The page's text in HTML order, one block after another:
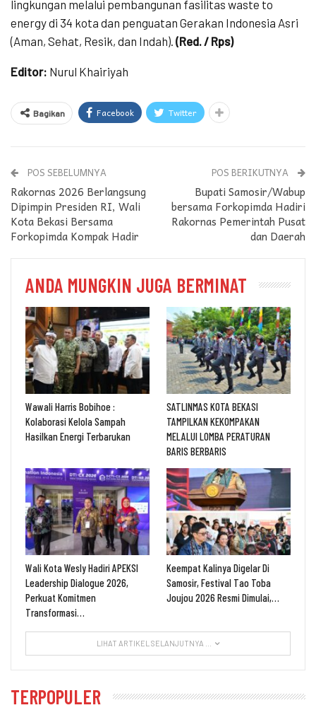
lingkungan melalui pembangunan fasilitas waste to
energy di 34 kota dan penguatan Gerakan Indonesia Asri
(Aman, Sehat, Resik, dan Indah). (Red. / Rps)
Editor: Nurul Khairiyah
Bagikan Facebook Twitter
POS SEBELUMNYA
Rakornas 2026 Berlangsung
Dipimpin Presiden RI, Wali
Kota Bekasi Bersama
Forkopimda Kompak Hadir
POS BERIKUTNYA
Bupati Samosir/Wabup
bersama Forkopimda Hadiri
Rakornas Pemerintah Pusat
dan Daerah
ANDA MUNGKIN JUGA BERMINAT
Wawali Harris Bobihoe :
Kolaborasi Kelola Sampah
Hasilkan Energi Terbarukan
SATLINMAS KOTA BEKASI
TAMPILKAN KEKOMPAKAN
MELALUI LOMBA PERATURAN
BARIS BERBARIS
Wali Kota Wesly Hadiri APEKSI
Leadership Dialogue 2026,
Perkuat Komitmen
Transformasi…
Keempat Kalinya Digelar Di
Samosir, Festival Tao Toba
Joujou 2026 Resmi Dimulai,…
LIHAT ARTIKEL SELANJUTNYA ...
TERPOPULER